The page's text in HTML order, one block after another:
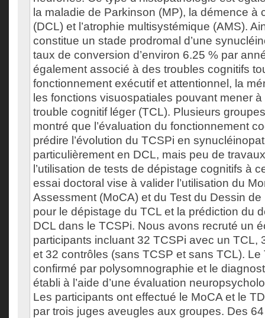
la maladie de Parkinson (MP), la démence à
(DCL) et l’atrophie multisystémique (AMS).
constitue un stade prodromal d’une
taux de conversion d’environ 6.25 % par
également associé à des troubles cognitifs
fonctionnement exécutif et attentionnel, la
les fonctions visuospatiales pouvant mener
trouble cognitif léger (TCL). Plusieurs
montré que l’évaluation du fonctionnement
prédire l’évolution du TCSPi en
particulièrement en DCL, mais peu de
l’utilisation de tests de dépistage cognitifs à
essai doctoral vise à valider l’utilisation du
Assessment (MoCA) et du Test du Dessin de
pour le dépistage du TCL et la prédiction du
DCL dans le TCSPi. Nous avons recruté un
participants incluant 32 TCSPi avec un TCL,
et 32 contrôles (sans TCSP et sans TCL). Le
confirmé par polysomnographie et le
établi à l’aide d’une évaluation
Les participants ont effectué le MoCA et le
par trois juges aveugles aux groupes. Des